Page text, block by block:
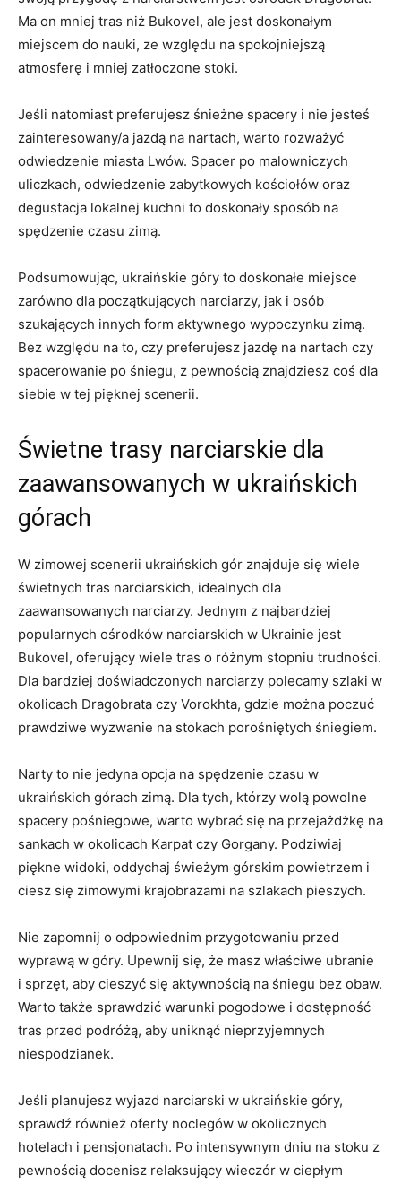
Ma on mniej tras niż Bukovel, ⁣ale jest doskonałym
miejscem do nauki,⁣ ze względu na spokojniejszą
atmosferę i mniej zatłoczone stoki.
Jeśli ⁤natomiast preferujesz śnieżne‌ spacery i nie jesteś
zainteresowany/a jazdą na nartach, warto rozważyć
odwiedzenie ⁢miasta Lwów. Spacer po malowniczych
uliczkach, odwiedzenie zabytkowych kościołów oraz⁢
degustacja lokalnej kuchni to doskonały sposób na
spędzenie ⁢czasu zimą.
Podsumowując, ukraińskie góry to doskonałe ⁤miejsce
zarówno dla początkujących narciarzy, jak i osób
⁣szukających innych⁢ form aktywnego⁣ wypoczynku zimą.
Bez względu na to, czy preferujesz jazdę na nartach czy
spacerowanie po śniegu, z pewnością znajdziesz​ coś dla
siebie w ‌tej pięknej scenerii.
Świetne trasy⁢ narciarskie dla
zaawansowanych w⁢ ukraińskich
górach
W zimowej scenerii ukraińskich gór znajduje się wiele
świetnych tras narciarskich, idealnych dla
zaawansowanych‌ narciarzy. Jednym z najbardziej
popularnych ‌ośrodków narciarskich ‍w Ukrainie jest⁣
Bukovel, oferujący wiele tras‍ o różnym stopniu trudności.
Dla bardziej doświadczonych narciarzy polecamy szlaki‍ w
okolicach ⁤Dragobrata czy Vorokhta, ⁤gdzie można poczuć
prawdziwe wyzwanie‍ na stokach porośniętych śniegiem.
Narty to nie jedyna‌ opcja na spędzenie czasu w
ukraińskich górach zimą. Dla tych, którzy wolą powolne
spacery pośniegowe, warto wybrać się na przejażdżkę na
​sankach w okolicach Karpat czy Gorgany. Podziwiaj
piękne widoki, oddychaj świeżym górskim ​powietrzem i
ciesz się zimowymi krajobrazami na szlakach⁣ pieszych.
Nie zapomnij o odpowiednim przygotowaniu przed
‍wyprawą w ‌góry. ⁤Upewnij⁤ się, że masz właściwe ubranie
i sprzęt, aby cieszyć się aktywnością na śniegu bez obaw.
Warto ⁢także sprawdzić warunki pogodowe i dostępność⁤
tras przed podróżą, aby uniknąć nieprzyjemnych⁢
niespodzianek.
Jeśli planujesz​ wyjazd narciarski w ukraińskie góry,
sprawdź​ również oferty noclegów w okolicznych
hotelach i pensjonatach.⁢ Po intensywnym dniu⁢ na stoku z
pewnością ⁤docenisz​ relaksujący wieczór w ciepłym